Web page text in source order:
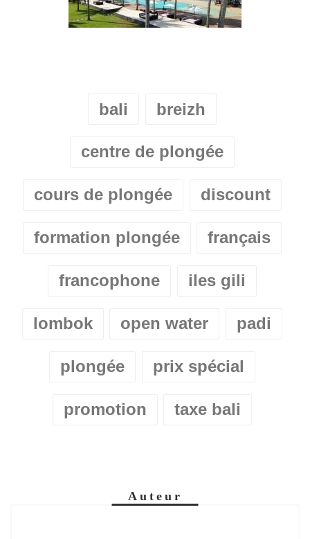
bali breizh
centre de plongée
cours de plongée discount
formation plongée français
francophone iles gili
lombok open water padi
plongée prix spécial
promotion taxe bali
Auteur